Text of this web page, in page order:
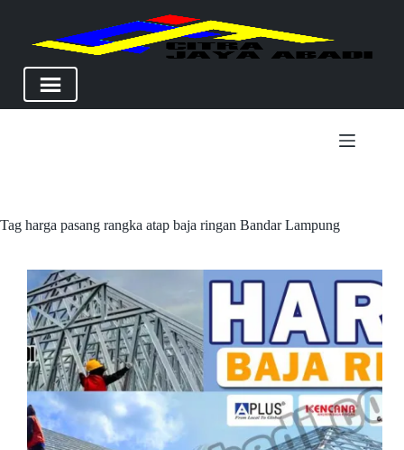
Tag harga pasang rangka atap baja ringan Bandar Lampung